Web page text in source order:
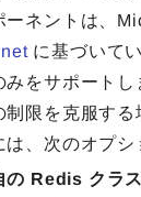
ーネントは、
に基づいて
みをサポートし
制限を克服す
は、次のオプシ
の Redis クラ